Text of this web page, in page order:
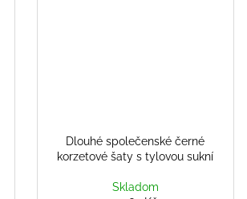
Dlouhé společenské černé
korzetové šaty s tylovou sukní
Skladom